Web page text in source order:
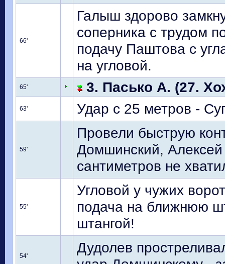
66'
Галыш здорово
соперника с трудом
подачу Паштова с
на угловой.
65' 3. Пасько А. (27.
63' Удар с 25 метров -
59'
Провели быструю
Домшинский,
сантиметров не
55'
Угловой у чужих
подача на ближнюю
штангой!
54'
Дудолев